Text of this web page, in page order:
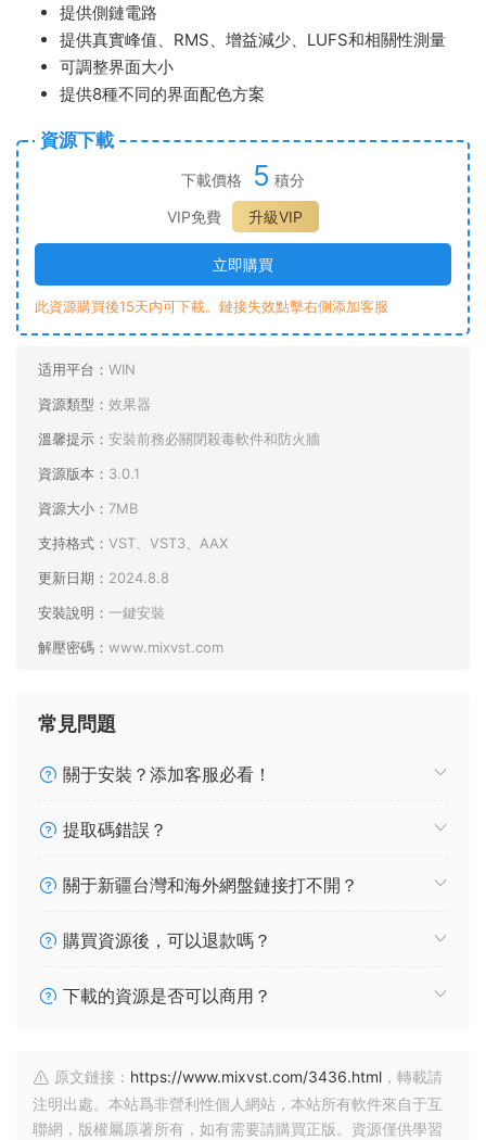
提供側鏈電路
提供真實峰值、RMS、增益減少、LUFS和相關性測量
可調整界面大小
提供8種不同的界面配色方案
資源下載
下載價格 5 積分
VIP免費
升級VIP
立即購買
此資源購買後15天内可下載。鏈接失效點擊右側添加客服
适用平台： WIN
資源類型： 效果器
溫馨提示： 安裝前務必關閉殺毒軟件和防火牆
資源版本： 3.0.1
資源大小： 7MB
支持格式： VST、VST3、AAX
更新日期： 2024.8.8
安裝說明： 一鍵安裝
解壓密碼： www.mixvst.com
常見問題
關于安裝？添加客服必看！
提取碼錯誤？
關于新疆台灣和海外網盤鏈接打不開？
購買資源後，可以退款嗎？
下載的資源是否可以商用？
原文鏈接： https://www.mixvst.com/3436.html ，轉載請
注明出處。本站爲非營利性個人網站，本站所有軟件來自于互
聯網，版權屬原著所有，如有需要請購買正版。資源僅供學習